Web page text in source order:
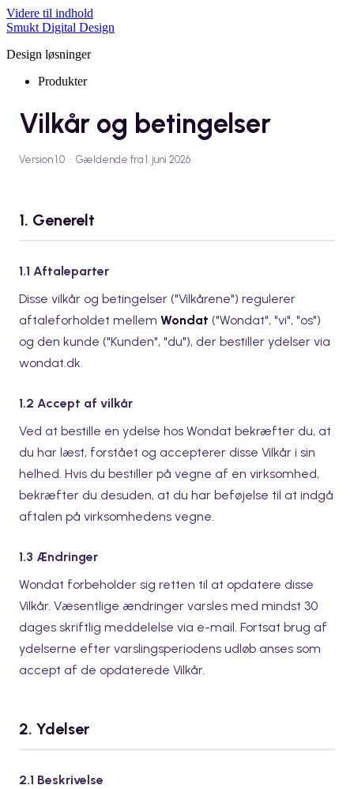
Videre til indhold
Smukt Digital Design
Design løsninger
Produkter
Vilkår og betingelser
Version 1.0 · Gældende fra 1. juni 2026
1. Generelt
1.1 Aftaleparter
Disse vilkår og betingelser ("Vilkårene") regulerer
aftaleforholdet mellem Wondat ("Wondat", "vi", "os")
og den kunde ("Kunden", "du"), der bestiller ydelser via
wondat.dk.
1.2 Accept af vilkår
Ved at bestille en ydelse hos Wondat bekræfter du, at
du har læst, forstået og accepterer disse Vilkår i sin
helhed. Hvis du bestiller på vegne af en virksomhed,
bekræfter du desuden, at du har beføjelse til at indgå
aftalen på virksomhedens vegne.
1.3 Ændringer
Wondat forbeholder sig retten til at opdatere disse
Vilkår. Væsentlige ændringer varsles med mindst 30
dages skriftlig meddelelse via e-mail. Fortsat brug af
ydelserne efter varslingsperiodens udløb anses som
accept af de opdaterede Vilkår.
2. Ydelser
2.1 Beskrivelse